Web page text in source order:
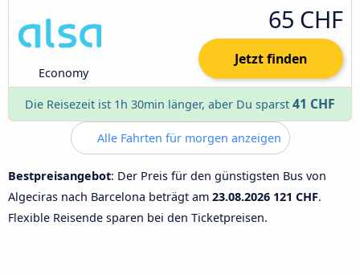
Economy
65 CHF
Jetzt finden
Die Reisezeit ist 1h 30min länger, aber Du sparst 41 CHF
Alle Fahrten für morgen anzeigen
Bestpreisangebot: Der Preis für den günstigsten Bus von
Algeciras nach Barcelona beträgt am 23.08.2026 121 CHF.
Flexible Reisende sparen bei den Ticketpreisen.